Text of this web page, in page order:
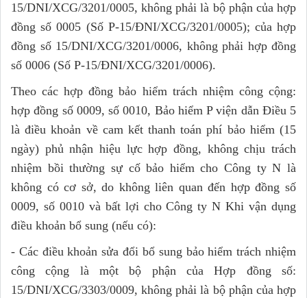
15/DNI/XCG/3201/0005, không phải là bộ phận của hợp
đồng số 0005 (Số P-15/ĐNI/XCG/3201/0005); của hợp
đồng số 15/DNI/XCG/3201/0006, không phải hợp đồng
số 0006 (Số P-15/ĐNI/XCG/3201/0006).
Theo các hợp đồng bảo hiểm trách nhiệm công cộng:
hợp đồng số 0009, số 0010, Bảo hiểm P viện dẫn Điều 5
là điều khoản về cam kết thanh toán phí bảo hiểm (15
ngày) phủ nhận hiệu lực hợp đồng, không chịu trách
nhiệm bồi thường sự cố bảo hiểm cho Công ty N là
không có cơ sở, do không liên quan đến hợp đồng số
0009, số 0010 và bất lợi cho Công ty N Khi vận dụng
điều khoản bổ sung (nếu có):
- Các điều khoản sửa đổi bổ sung bảo hiểm trách nhiệm
công cộng là một bộ phận của Hợp đồng số:
15/DNI/XCG/3303/0009, không phải là bộ phận của hợp